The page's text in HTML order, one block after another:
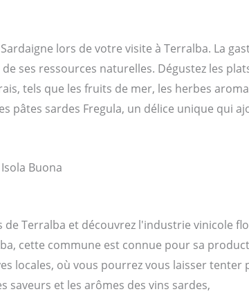
lors de votre visite à Terralba. La
ses ressources naturelles. Dégustez les
tels que les fruits de mer, les herbes
pâtes sardes Fregula, un délice unique qui
Terralba et découvrez l'industrie vinicole
cette commune est connue pour sa
locales, où vous pourrez vous laisser
saveurs et les arômes des vins sardes,